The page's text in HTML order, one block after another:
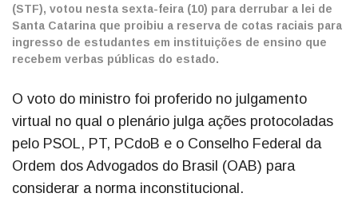
(STF), votou nesta sexta-feira (10) para derrubar a lei de
Santa Catarina que proibiu a reserva de cotas raciais para
ingresso de estudantes em instituições de ensino que
recebem verbas públicas do estado.
O voto do ministro foi proferido no julgamento
virtual no qual o plenário julga ações protocoladas
pelo PSOL, PT, PCdoB e o Conselho Federal da
Ordem dos Advogados do Brasil (OAB) para
considerar a norma inconstitucional.